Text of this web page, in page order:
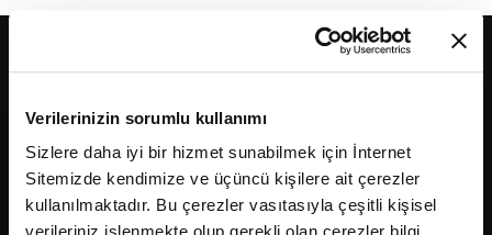
Verilerinizin sorumlu kullanımı
Sizlere daha iyi bir hizmet sunabilmek için İnternet
Sitemizde kendimize ve üçüncü kişilere ait çerezler
kullanılmaktadır. Bu çerezler vasıtasıyla çeşitli kişisel
2026Fikriyat. Tüm hakları saklıdır.